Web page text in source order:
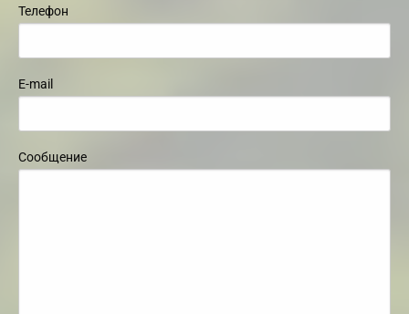
Телефон
E-mail
Сообщение